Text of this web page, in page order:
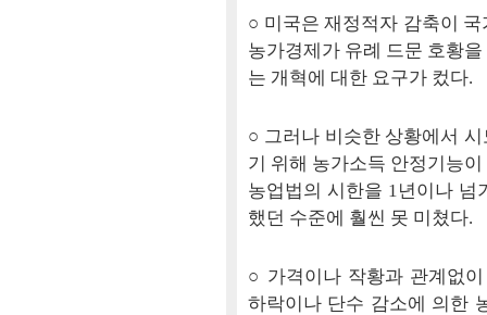
○ 미국은 재정적자 감축이
농가경제가 유례 드문 호황
는 개혁에 대한 요구가 컸다.
○ 그러나 비슷한 상황에서
기 위해 농가소득 안정기능
농업법의 시한을 1년이나
했던 수준에 훨씬 못 미쳤다.
○ 가격이나 작황과 관계없
하락이나 단수 감소에 의한